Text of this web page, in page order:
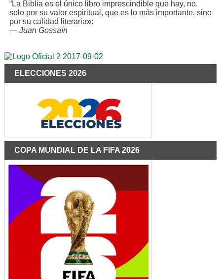
“La Biblia es el único libro imprescindible que hay, no.
solo por su valor espiritual, que es lo más importante, sino
por su calidad literaria»:
— Juan Gossaín
ELECCIONES 2026
COPA MUNDIAL DE LA FIFA 2026